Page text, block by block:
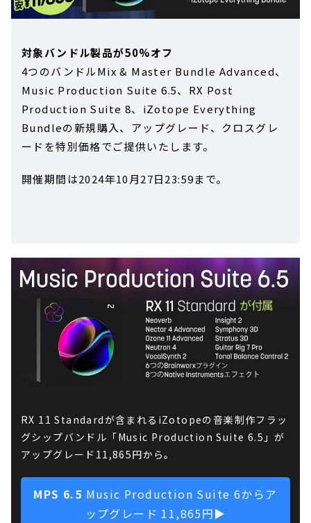
対象バンドル製品が50%オフ
4つのバンドルMix & Master Bundle Advanced、
Music Production Suite 6.5、RX Post
Production Suite 8、iZotope Everything
Bundleの新規購入、アップグレード、クロスグレ
ードを特別価格でご提供いたします。
開催期間は2024年10月27日23:59まで。
RX 11 Standardが含まれるiZotopeの音楽制作フラッ
グシップバンドル「Music Production Suite 6.5」が
アップグレード11,865円から。
MPS 6.5 Music Production Suite 6からア
ップグレード 11,865円▶